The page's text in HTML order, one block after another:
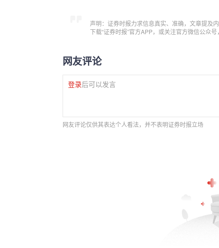
声明：证券时报力求信息真实、准确，文章提及
下载“证券时报”官方APP，或关注官方微信公众
网友评论
登录后可以发言
网友评论仅供其表达个人看法，并不表明证券时报立场